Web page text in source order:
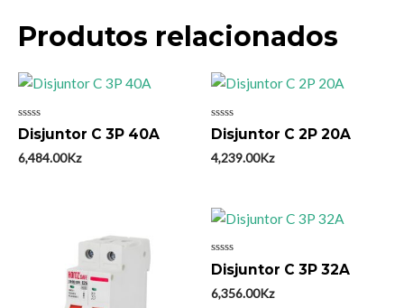
Produtos relacionados
Avaliação
0
de
5
Disjuntor C 3P 40A
6,484.00Kz
Avaliação
0
de
5
Disjuntor C 2P 20A
4,239.00Kz
Avaliação
0
de
5
Disjuntor C 3P 32A
6,356.00Kz